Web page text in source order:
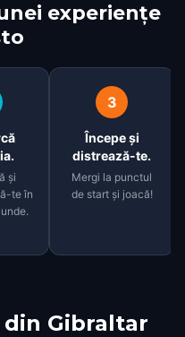
experiențe
și
te în
3
Începe și
distrează-te.
Mergi la punctul
de start și joacă!
Gibraltar